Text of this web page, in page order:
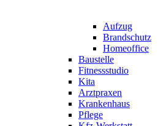
Aufzug
Brandschutz
Homeoffice
Baustelle
Fitnessstudio
Kita
Arztpraxen
Krankenhaus
Pflege